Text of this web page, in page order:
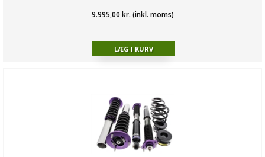
9.995,00 kr. (inkl. moms)